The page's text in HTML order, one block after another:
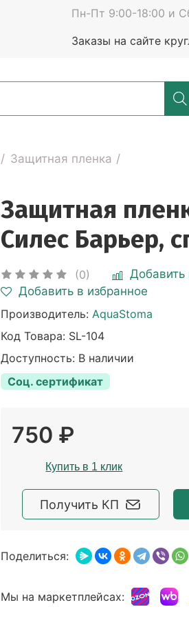
Пн-Пт 9:00-18:00 и
Заказы на сайте
Защитная пленка
Защитная
Силес Барьер,
(0)
Добавить
Добавить в избранное
Производитель:AquaStoma
Код Товара: SL-104
Доступность: В наличии
Соц. сертификат
750 ₽
Купить в 1 клик
Получить КП
Поделиться:
Мы на маркетплейсах: